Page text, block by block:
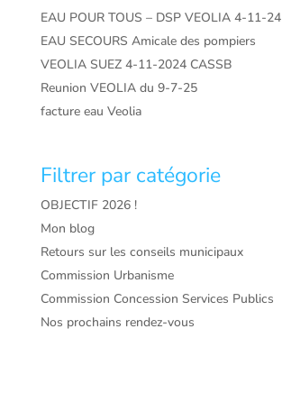
EAU POUR TOUS – DSP VEOLIA 4-11-24
EAU SECOURS Amicale des pompiers
VEOLIA SUEZ 4-11-2024 CASSB
Reunion VEOLIA du 9-7-25
facture eau Veolia
Filtrer par catégorie
OBJECTIF 2026 !
Mon blog
Retours sur les conseils municipaux
Commission Urbanisme
Commission Concession Services Publics
Nos prochains rendez-vous